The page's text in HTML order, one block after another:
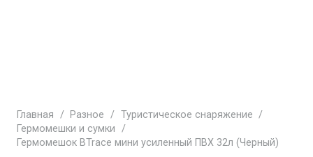
Главная / Разное / Туристическое снаряжение /
Гермомешки и сумки /
Гермомешок BTrace мини усиленный ПВХ 32л (Черный)